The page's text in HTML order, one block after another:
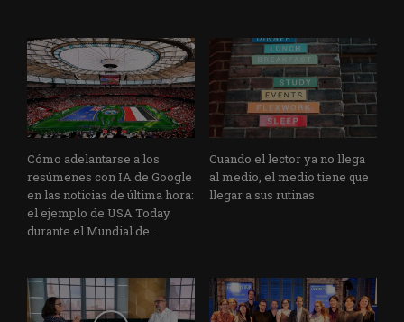
Cómo adelantarse a los
resúmenes con IA de Google
en las noticias de última hora:
el ejemplo de USA Today
durante el Mundial de...
Cuando el lector ya no llega
al medio, el medio tiene que
llegar a sus rutinas